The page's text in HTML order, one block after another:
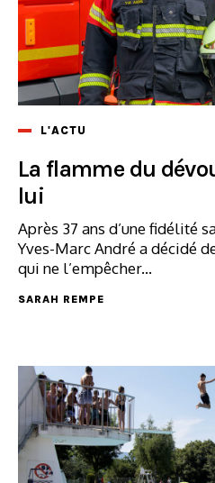
L'ACTU
La flamme du
lui
Après 37 ans d’une fidélité
Yves-Marc André a décidé
qui ne l’empêcher...
SARAH REMPE